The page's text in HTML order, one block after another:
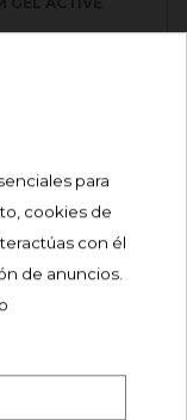
CLASSIC SABOR
€
para
cookies de
con él
de anuncios.